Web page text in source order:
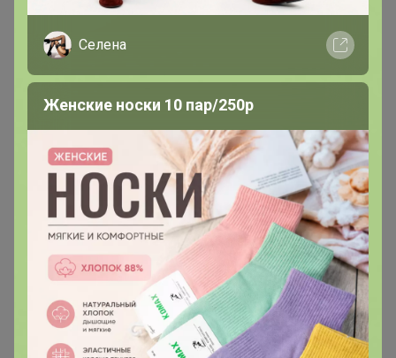
АннаСова
15 ноября, 2024 18:27
Вопрос решился, благодарю
1 2 3 5
Показаны записи 1-10 из97
Селена
Женские носки 10 пар/250р